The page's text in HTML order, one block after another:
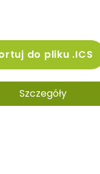
do pliku .ICS
Szczegóły